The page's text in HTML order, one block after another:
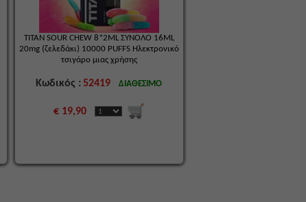
TITAN SOUR CHEW 8*2ML ΣΥΝΟΛΟ 16ML
20mg (ζελεδάκι) 10000 PUFFS Ηλεκτρονικό
τσιγάρο μιας χρήσης
Κωδικός : 52419 ΔΙΑΘΕΣΙΜΟ
€ 19,90